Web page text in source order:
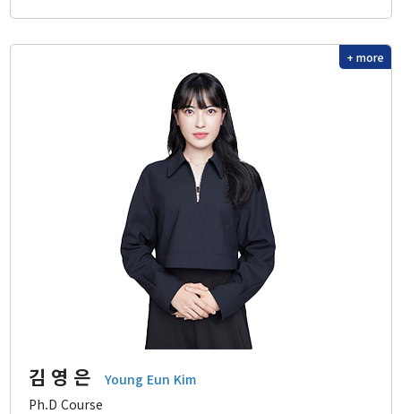
김 영 은
Young Eun Kim
Ph.D Course
+ more
Products
Journal Articles
Presentations
Invited Talks or Keynote